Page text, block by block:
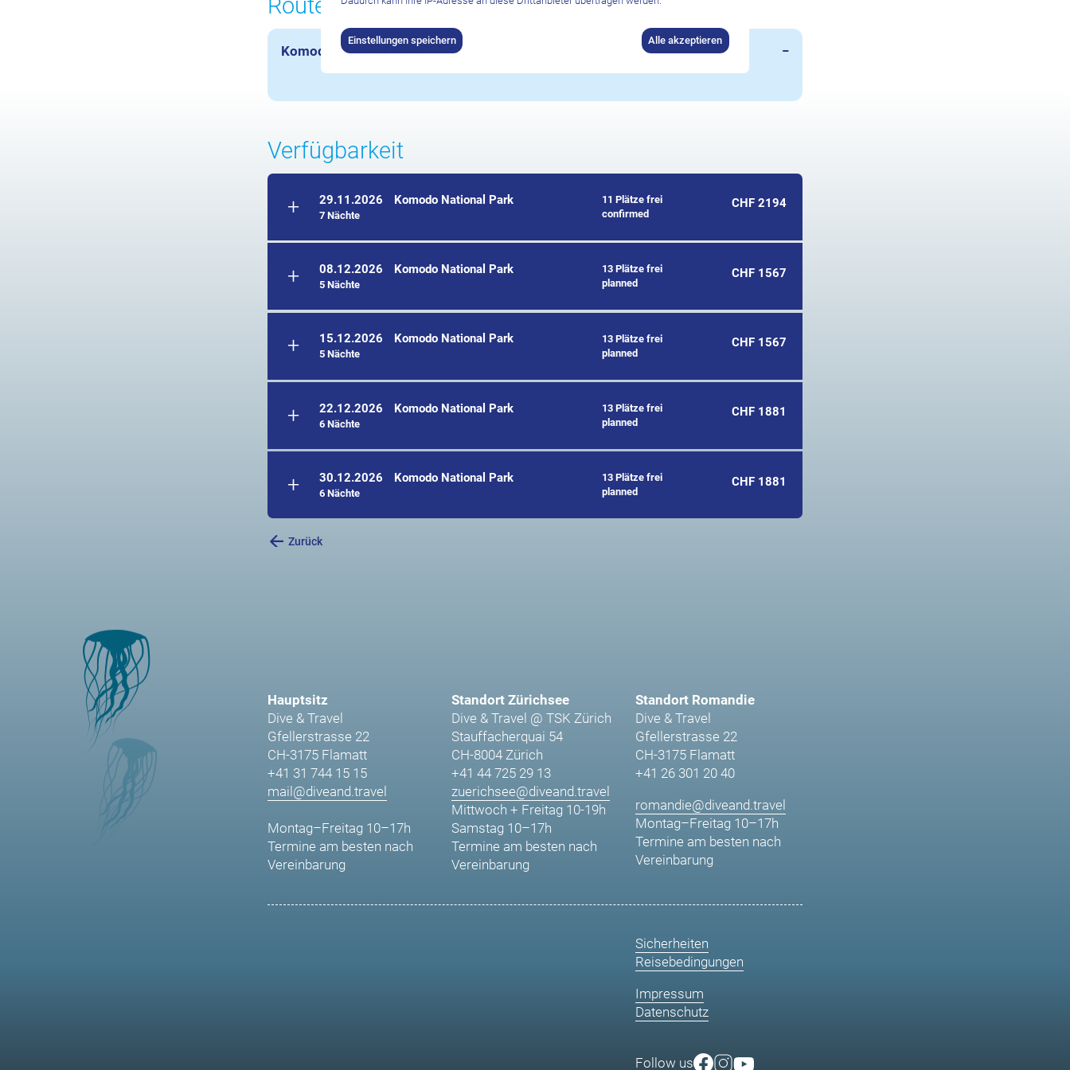
Routen und Details
Komodo National Park
Verfügbarkeit
29.11.2026
7 Nächte
Komodo National Park
11 Plätze frei
confirmed
CHF 2194
08.12.2026
5 Nächte
Komodo National Park
13 Plätze frei
planned
CHF 1567
15.12.2026
5 Nächte
Komodo National Park
13 Plätze frei
planned
CHF 1567
22.12.2026
6 Nächte
Komodo National Park
13 Plätze frei
planned
CHF 1881
30.12.2026
6 Nächte
Komodo National Park
13 Plätze frei
planned
CHF 1881
Zurück
Hauptsitz
Dive & Travel
Gfellerstrasse 22
CH-3175 Flamatt
+41 31 744 15 15
mail@diveand.travel
Montag–Freitag 10–17h
Termine am besten nach
Vereinbarung
Standort Zürichsee
Dive & Travel @ TSK Zürich
Stauffacherquai 54
CH-8004 Zürich
+41 44 725 29 13
zuerichsee@diveand.travel
Mittwoch + Freitag 10-19h
Samstag 10–17h
Termine am besten nach
Vereinbarung
Standort Romandie
Dive & Travel
Gfellerstrasse 22
CH-3175 Flamatt
+41 26 301 20 40
romandie@diveand.travel
Montag–Freitag 10–17h
Termine am besten nach
Vereinbarung
Sicherheiten
Reisebedingungen
Impressum
Datenschutz
Follow us
Einstellungen speichern Alle akzeptieren